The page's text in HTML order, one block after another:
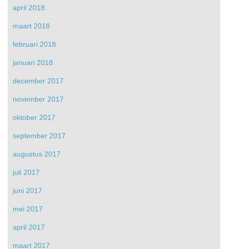
april 2018
maart 2018
februari 2018
januari 2018
december 2017
november 2017
oktober 2017
september 2017
augustus 2017
juli 2017
juni 2017
mei 2017
april 2017
maart 2017